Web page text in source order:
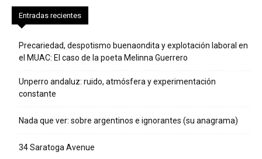
Entradas recientes
Precariedad, despotismo buenaondita y explotación laboral en
el MUAC: El caso de la poeta Melinna Guerrero
Unperro andaluz: ruido, atmósfera y experimentación
constante
Nada que ver: sobre argentinos e ignorantes (su anagrama)
34 Saratoga Avenue